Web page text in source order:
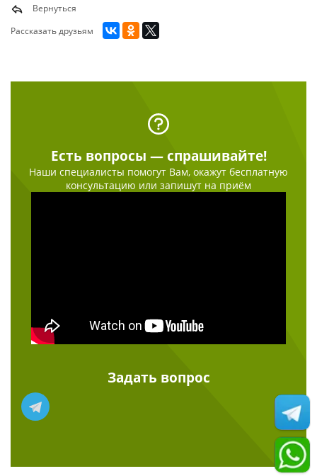
Вернуться
Рассказать друзьям
Есть вопросы — спрашивайте!
Наши специалисты помогут Вам, окажут бесплатную
консультацию или запишут на приём
Задать вопрос